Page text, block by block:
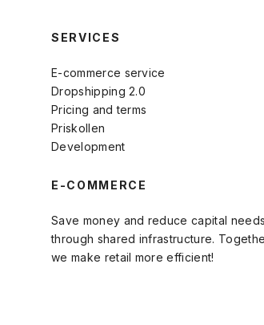
SERVICES
E-commerce service
Dropshipping 2.0
Pricing and terms
Priskollen
Development
E-COMMERCE
Save money and reduce capital needs
through shared infrastructure.
we make retail more efficient!